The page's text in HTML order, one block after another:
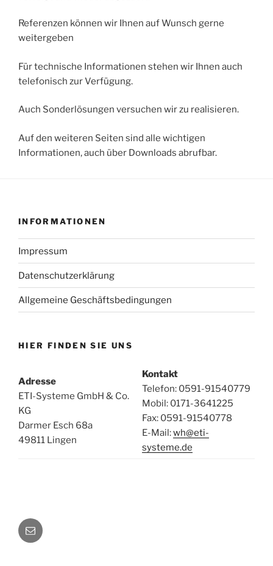
Referenzen können wir Ihnen auf Wunsch gerne
weitergeben
Für technische Informationen stehen wir Ihnen auch
telefonisch zur Verfügung.
Auch Sonderlösungen versuchen wir zu realisieren.
Auf den weiteren Seiten sind alle wichtigen
Informationen, auch über Downloads abrufbar.
INFORMATIONEN
Impressum
Datenschutzerklärung
Allgemeine Geschäftsbedingungen
HIER FINDEN SIE UNS
Adresse
ETI-Systeme GmbH & Co.
KG
Darmer Esch 68a
49811 Lingen
Kontakt
Telefon: 0591-91540779
Mobil: 0171-3641225
Fax: 0591-91540778
E-Mail:wh@eti-
systeme.de
E-
Mail